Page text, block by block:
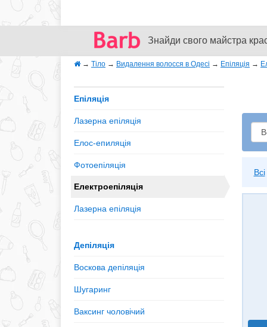
Знайди свого майстра
→ Тіло → Видалення волосся в Одесі → Епіляція →
Всі
Епіляція
Лазерна епіляція
Елос-епиляція
Фотоепіляція
Електроепіляція
Лазерна епіляція
Депіляція
Воскова депіляція
Шугаринг
Ваксинг чоловічий